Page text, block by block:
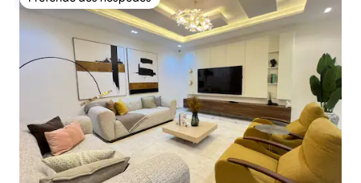
Preferido dos hóspedes